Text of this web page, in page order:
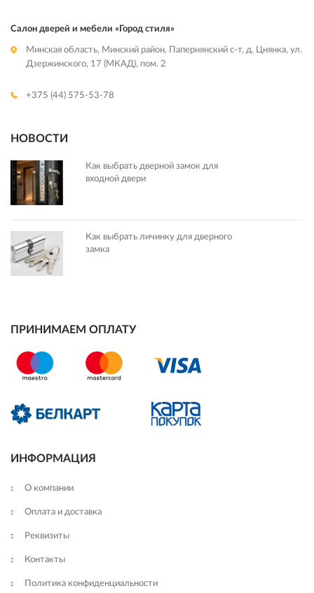
Салон дверей и мебели «Город стиля»
Минская область, Минский район, Папернянский с-т, д. Цнянка, ул.
Дзержинского, 17 (МКАД), пом. 2
+375 (44) 575-53-78
НОВОСТИ
Как выбрать дверной замок для
входной двери
Как выбрать личинку для дверного
замка
ПРИНИМАЕМ ОПЛАТУ
ИНФОРМАЦИЯ
О компании
Оплата и доставка
Реквизиты
Контакты
Политика конфиденциальности